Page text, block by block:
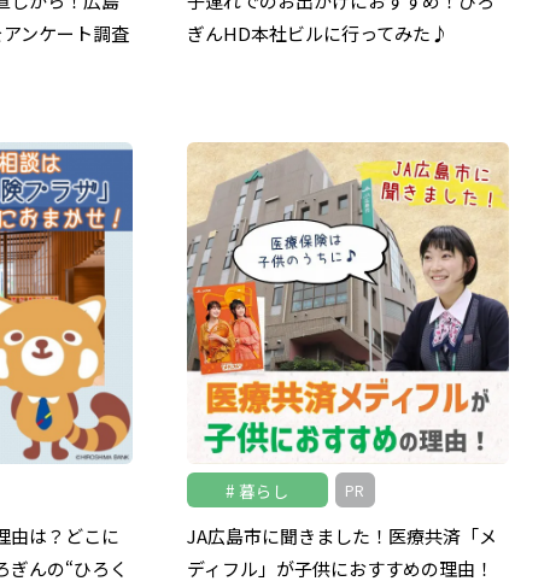
ンケート調査
ぎんHD本社ビルに行ってみた♪
由は？どこに
ぎんの“ひろく
暮らし PR
JA広島市に聞きました！医療共済「メ
ディフル」が子供におすすめの理由！